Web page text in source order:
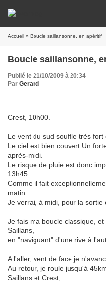
Accueil » Boucle saillansonne, en apéritif
Boucle saillansonne,
Publié le 21/10/2009 à 20:34
Par Gerard
Crest, 10h00.
Le vent du sud souffle très fort
Le ciel est bien couvert.Un
après-midi.
Le risque de pluie est donc
13h45
Comme il fait
matin.
Je verrai, à midi, pour la sortie
Je fais ma boucle classique,
Saillans,
en "naviguant" d'une rive à
A l'aller, vent de face je
Au retour, je roule jusqu'à
Saillans et Crest,.